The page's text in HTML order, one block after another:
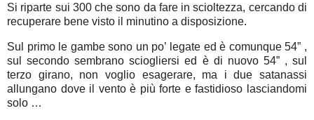
Si riparte sui 300 che sono da fare in scioltezza, cercando di
recuperare bene visto il minutino a disposizione.
Sul primo le gambe sono un po’ legate ed è comunque 54” ,
sul secondo sembrano sciogliersi ed è di nuovo 54” , sul
terzo girano, non voglio esagerare, ma i due satanassi
allungano dove il vento è più forte e fastidioso lasciandomi
solo …